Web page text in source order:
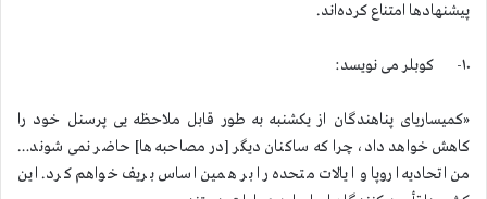
پیشنهادها امتناع کرده‌اند.
۱۰- کوبلر می نویسد:
«کمیساریای پناهندگان از یکشنبه به طور قابل ملاحظه یی پرسنل خود را
کاهش خواهد داد، چرا که ساکنان دیگر [در مصاحبه ها] حاضر نمی شوند…
من اتحادیه اروپا و ایالات متحده را بر همین اساس بریف خواهم کرد. این